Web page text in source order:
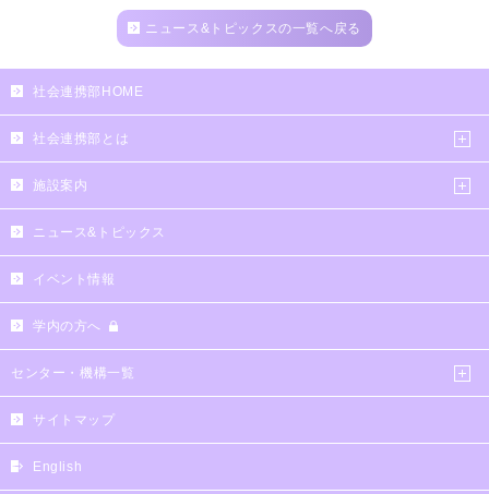
ニュース&トピックスの一覧へ戻る
社会連携部HOME
社会連携部とは
施設案内
ニュース&トピックス
イベント情報
学内の方へ
センター・機構一覧
サイトマップ
English